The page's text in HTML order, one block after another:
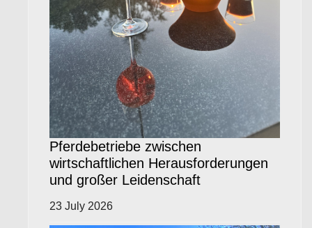
Pferdebetriebe zwischen
wirtschaftlichen Herausforderungen
und großer Leidenschaft
23 July 2026